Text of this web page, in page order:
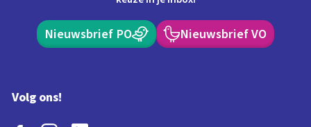
Nieuwsbrief PO Nieuwsbrief VO
Volg ons!